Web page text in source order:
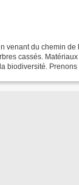
venant du chemin
cassés.
biodiversité.